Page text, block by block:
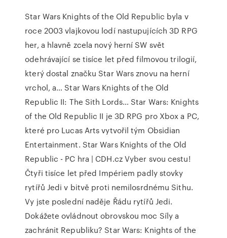
Star Wars Knights of the Old Republic byla v
roce 2003 vlajkovou lodí nastupujících 3D RPG
her, a hlavně zcela nový herní SW svět
odehrávající se tisíce let před filmovou trilogií,
který dostal značku Star Wars znovu na herní
vrchol, a… Star Wars Knights of the Old
Republic II: The Sith Lords… Star Wars: Knights
of the Old Republic II je 3D RPG pro Xbox a PC,
které pro Lucas Arts vytvořil tým Obsidian
Entertainment. Star Wars Knights of the Old
Republic - PC hra | CDH.cz Vyber svou cestu!
Čtyři tisíce let před Impériem padly stovky
rytířů Jedi v bitvě proti nemilosrdnému Sithu.
Vy jste poslední naděje Řádu rytířů Jedi.
Dokážete ovládnout obrovskou moc Síly a
zachránit Republiku? Star Wars: Knights of the